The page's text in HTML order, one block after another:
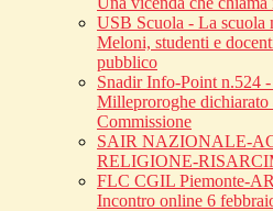
USB Scuola - La scuola
Meloni, studenti e
pubblico
Snadir Info-Point n.524
Milleproroghe dichiarato
Commissione
SAIR NAZIONALE-
RELIGIONE-
FLC CGIL Piemonte-
Incontro online 6